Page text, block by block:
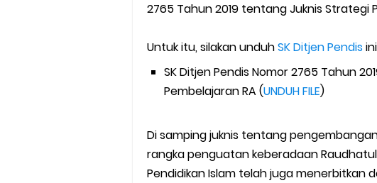
2765 Tahun 2019 tentang Juknis Strategi
Untuk itu, silakan unduhSK Ditjen Pendis
SK Ditjen Pendis Nomor 2765 Tahun
Pembelajaran RA (UNDUH FILE)
Di samping juknis tentang
rangka penguatan keberadaan
Pendidikan Islam telah juga menerbitkan